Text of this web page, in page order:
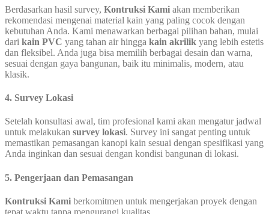
Berdasarkan hasil survey, Kontruksi Kami akan memberikan
rekomendasi mengenai material kain yang paling cocok dengan
kebutuhan Anda. Kami menawarkan berbagai pilihan bahan, mulai
dari kain PVC yang tahan air hingga kain akrilik yang lebih estetis
dan fleksibel. Anda juga bisa memilih berbagai desain dan warna,
sesuai dengan gaya bangunan, baik itu minimalis, modern, atau
klasik.
4. Survey Lokasi
Setelah konsultasi awal, tim profesional kami akan mengatur jadwal
untuk melakukan survey lokasi. Survey ini sangat penting untuk
memastikan pemasangan kanopi kain sesuai dengan spesifikasi yang
Anda inginkan dan sesuai dengan kondisi bangunan di lokasi.
5. Pengerjaan dan Pemasangan
Kontruksi Kami berkomitmen untuk mengerjakan proyek dengan
tepat waktu tanpa mengurangi kualitas.